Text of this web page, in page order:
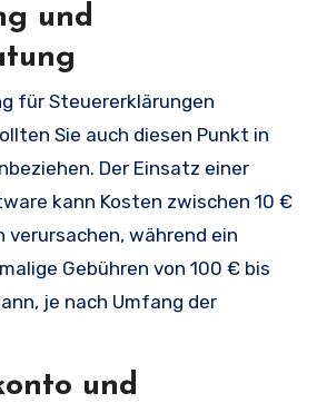
und
für Steuererklärungen
Sie auch diesen Punkt in
Der Einsatz einer
kann Kosten zwischen 10 €
verursachen, während ein
Gebühren von 100 € bis
je nach Umfang der
und